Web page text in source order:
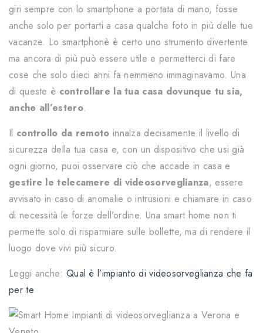
giri sempre con lo smartphone a portata di mano, fosse
anche solo per portarti a casa qualche foto in più delle tue
vacanze. Lo smartphonè è certo uno strumento divertente
ma ancora di più può essere utile e permetterci di fare
cose che solo dieci anni fa nemmeno immaginavamo. Una
di queste è controllare la tua casa dovunque tu sia,
anche all’estero.
Il controllo da remoto innalza decisamente il livello di
sicurezza della tua casa e, con un dispositivo che usi già
ogni giorno, puoi osservare ciò che accade in casa e
gestire le telecamere di videosorveglianza, essere
avvisato in caso di anomalie o intrusioni e chiamare in caso
di necessità le forze dell’ordine. Una smart home non ti
permette solo di risparmiare sulle bollette, ma di rendere il
luogo dove vivi più sicuro.
Leggi anche: Qual è l’impianto di videosorveglianza che fa
per te